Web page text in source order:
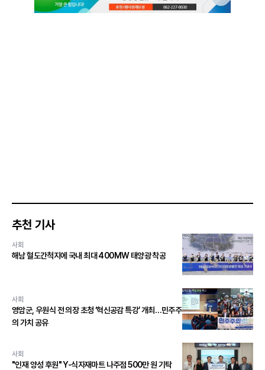
추천 기사
사회
해남 혈도간척지에 국내 최대 400MW 태양광 착공
사회
영암군, 우원식 전 의장 초청 ‘혁신공감 특강’ 개최…민주주
의 가치 공유
사회
"인재 양성 후원" Y-식자재마트 나주점 500만 원 기탁